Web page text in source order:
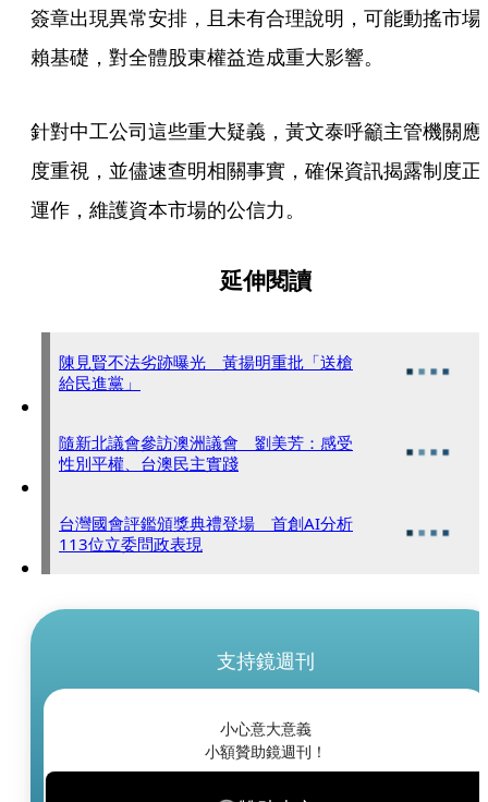
簽章出現異常安排，且未有合理說明，可能動搖市場
賴基礎，對全體股東權益造成重大影響。
針對中工公司這些重大疑義，黃文泰呼籲主管機關應
度重視，並儘速查明相關事實，確保資訊揭露制度正
運作，維護資本市場的公信力。
延伸閱讀
陳見賢不法劣跡曝光 黃揚明重批「送槍
給民進黨」
隨新北議會參訪澳洲議會 劉美芳：感受
性別平權、台澳民主實踐
台灣國會評鑑頒獎典禮登場 首創AI分析
113位立委問政表現
支持鏡週刊
小心意大意義
小額贊助鏡週刊！